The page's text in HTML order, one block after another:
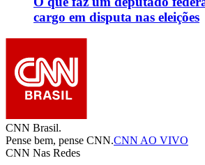
cargo em disputa nas eleições
CNN Brasil.
Pense bem, pense CNN.CNN AO VIVO
CNN Nas Redes